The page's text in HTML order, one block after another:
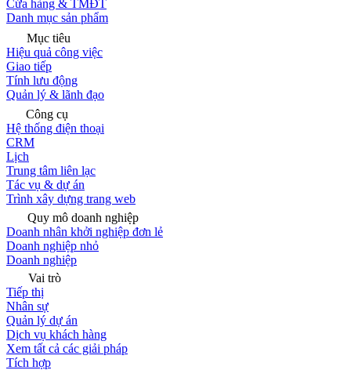
Cửa hàng & TMĐT
Danh mục sản phẩm
Mục tiêu
Hiệu quả công việc
Giao tiếp
Tính lưu động
Quản lý & lãnh đạo
Công cụ
Hệ thống điện thoại
CRM
Lịch
Trung tâm liên lạc
Tác vụ & dự án
Trình xây dựng trang web
Quy mô doanh nghiệp
Doanh nhân khởi nghiệp đơn lẻ
Doanh nghiệp nhỏ
Doanh nghiệp
Vai trò
Tiếp thị
Nhân sự
Quản lý dự án
Dịch vụ khách hàng
Xem tất cả các giải pháp
Tích hợp